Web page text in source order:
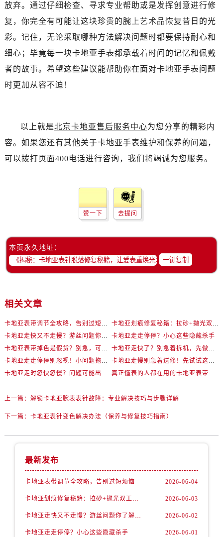
放弃。通过仔细检查、寻求专业帮助或是发挥创意进行修
复，你完全有可能让这块珍贵的腕上艺术品恢复昔日的光
彩。记住，无论采取哪种方法解决问题时都要保持耐心和
细心；毕竟每一块卡地亚手表都承载着时间的记忆和佩戴
者的故事。希望这些建议能帮助你在面对卡地亚手表问题
时更加从容不迫！
以上就是北京卡地亚售后服务中心为您分享的精彩内
容。如果您还有其他关于卡地亚手表维护和保养的问题，
可以拨打页面400电话进行咨询，我们将竭诚为您服务。
赞一下 去提问
本页永久地址：
一键复制
相关文章
卡地亚表带调节全攻略，告别过短烦恼
卡地亚划痕修复秘籍：拉砂+抛光双工艺还原如新
卡地亚走快又不走慢？游丝问题你了解多少？
卡地亚走走停停？小心这些隐藏杀手
卡地亚表带掉色是假货？别急，可能是这些日常习惯惹的祸
卡地亚走快了？别急着拆机，先做这一步
卡地亚走走停停别忽视！小问题拖成大修很烧钱
卡地亚走慢别急着送修！先试试这些方法
卡地亚走时忽快忽慢？问题可能出在你睡觉时！
真正懂表的人都在用的卡地亚表带调节技巧
上一篇： 解锁卡地亚腕表表针故障：专业解决技巧与步骤详解
下一篇： 卡地亚表针变色解决办法（保养与修复技巧指南）
最新发布
卡地亚表带调节全攻略，告别过短烦恼 2026-06-04
卡地亚划痕修复秘籍：拉砂+抛光双工艺还原如新 2026-06-03
卡地亚走快又不走慢？游丝问题你了解多少？ 2026-06-02
卡地亚走走停停？小心这些隐藏杀手 2026-06-01